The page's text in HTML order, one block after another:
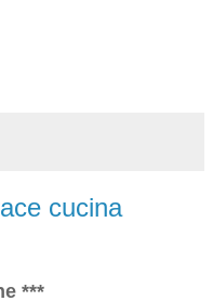
cucina
***